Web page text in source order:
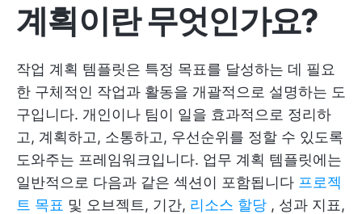
계획이란 무엇인가요?
작업 계획 템플릿은 특정 목표를 달성하는 데 필요
한 구체적인 작업과 활동을 개괄적으로 설명하는 도
구입니다. 개인이나 팀이 일을 효과적으로 정리하
고, 계획하고, 소통하고, 우선순위를 정할 수 있도록
도와주는 프레임워크입니다. 업무 계획 템플릿에는
일반적으로 다음과 같은 섹션이 포함됩니다 프로젝
트 목표 및 오브젝트, 기간, 리소스 할당 , 성과 지표,